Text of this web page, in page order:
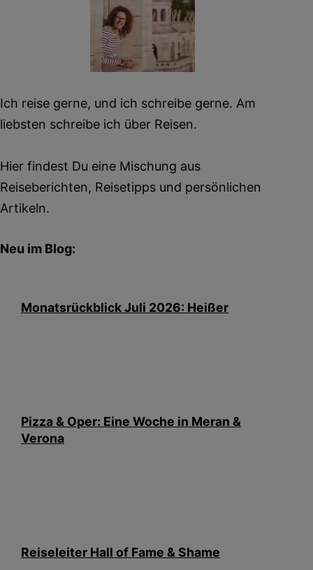
Ich reise gerne, und ich schreibe gerne. Am
liebsten schreibe ich über Reisen.
Hier findest Du eine Mischung aus
Reiseberichten, Reisetipps und persönlichen
Artikeln.
Neu im Blog:
Monatsrückblick Juli 2026: Heißer
Pizza & Oper: Eine Woche in Meran &
Verona
Reiseleiter Hall of Fame & Shame